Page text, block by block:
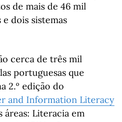
de mais de 46 mil
e dois sistemas
cerca de três mil
portuguesas que
2.º edição do
and Information Literacy
áreas: Literacia em